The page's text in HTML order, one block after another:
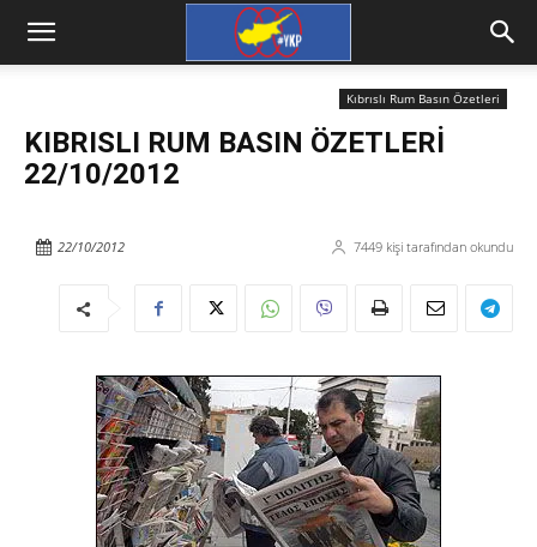
Kıbrıslı Rum Basın Özetleri
KIBRISLI RUM BASIN ÖZETLERİ
22/10/2012
7449 kişi tarafından okundu
22/10/2012